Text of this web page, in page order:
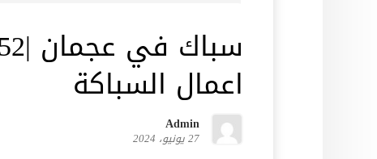
اعمال السباكة
Admin
27 يونيو، 2024